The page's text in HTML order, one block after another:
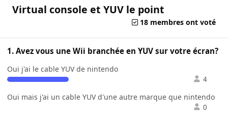
Virtual console et YUV le point
18 membres ont voté
1. Avez vous une Wii branchée en YUV sur votre écran?
Oui j'ai le cable YUV de nintendo
4
Oui mais j'ai un cable YUV d'une autre marque que nintendo
0